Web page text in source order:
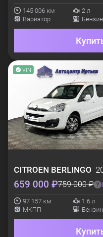
145 006 км 2 л
Вариатор
Бензин
VIN
CITROEN BERLINGO
659 000 ₽759 000 ₽
97 157 км 1.6 л
МКПП
Бензин